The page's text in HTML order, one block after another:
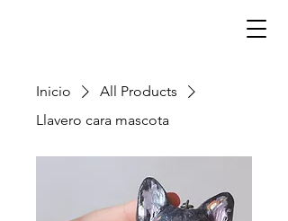
¡Haz tu pedido con anticipación!
Inicio
All Products
Llavero cara mascota